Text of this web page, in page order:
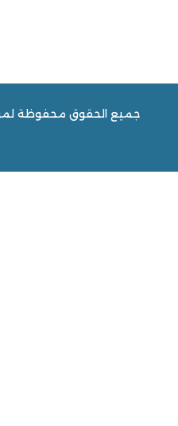
جميع الحقوق محفوظة